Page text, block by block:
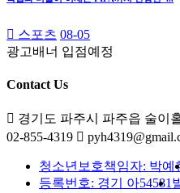
스포츠 08-05
광고배너 입점예정
Contact Us
경기도 파주시 파주읍 술이
02-855-4319
청소년보호책임자: 박예
등록번호: 경기 아54581